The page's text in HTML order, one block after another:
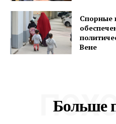
Спорные
Вене
Больше